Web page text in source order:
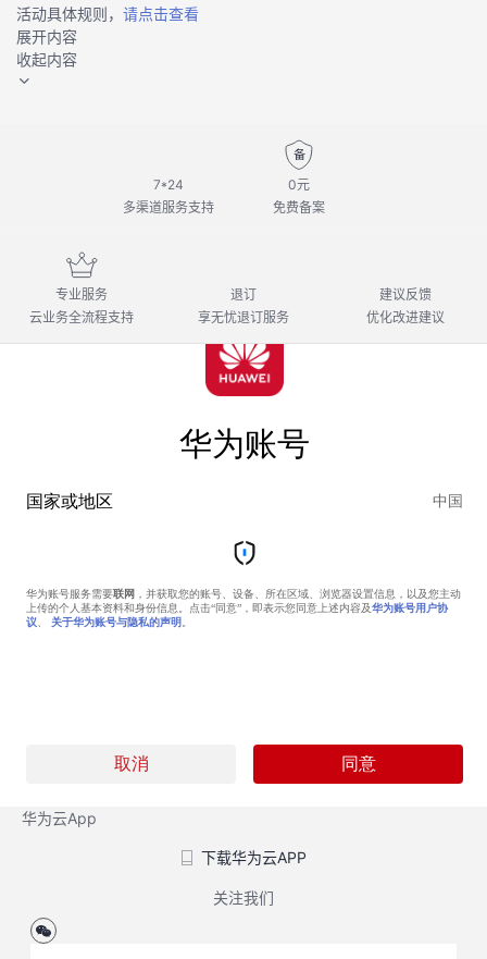
活动具体规则， 请点击查看
展开内容
收起内容
7*24
多渠道服务支持
0元
免费备案
专业服务
云业务全流程支持
退订
享无忧退订服务
建议反馈
优化改进建议
华为云App
下载华为云APP
关注我们